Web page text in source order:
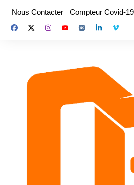
contenu
Nous Contacter Compteur Covid-19